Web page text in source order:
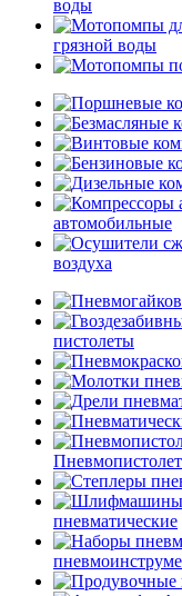
воды
грязной воды
автомобильные
воздуха
пистолеты
пневматические